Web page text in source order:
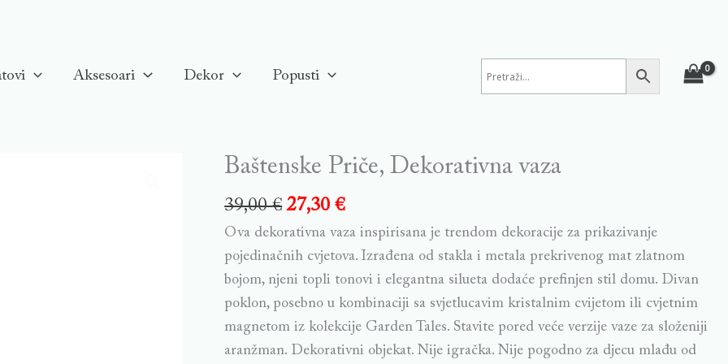
Aksesoari Dekor Popusti
Baštenske Priče, Dekorativna vaza
39,00€ 27,30€
Ova dekorativna vaza inspirisana je trendom dekoracije za prikazivanje
pojedinačnih cvjetova. Izrađena od stakla i metala prekrivenog mat zlatnom
bojom, njeni topli tonovi i elegantna silueta dodaće prefinjen stil domu. Divan
poklon, posebno u kombinaciji sa svjetlucavim kristalnim cvijetom ili cvjetnim
magnetom iz kolekcije Garden Tales. Stavite pored veće verzije vaze za složeniji
aranžman. Dekorativni objekat. Nije igračka. Nije pogodno za djecu mlađu od